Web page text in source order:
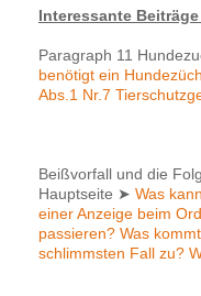
Interessante
Paragraph 11
benötigt ein
Abs.1 Nr.7
Beißvorfall und die
Hauptseite ➤ Was
einer Anzeige beim
passieren? Was
schlimmsten Fall zu?